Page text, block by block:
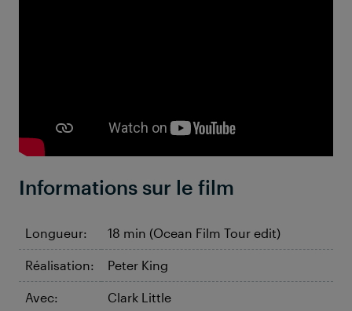
Informations sur le film
Longueur: 18 min (Ocean Film Tour edit)
Réalisation: Peter King
Avec: Clark Little